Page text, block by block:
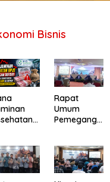
Bisnis
Rapat
Umum
Pemegang
Gapuraprim
a Tbk
Tahun Buku